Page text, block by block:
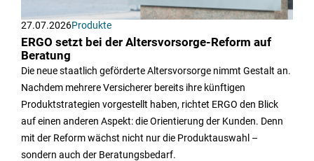
27.07.2026Produkte
ERGO setzt bei der Altersvorsorge-Reform auf
Beratung
Die neue staatlich geförderte Altersvorsorge nimmt Gestalt an.
Nachdem mehrere Versicherer bereits ihre künftigen
Produktstrategien vorgestellt haben, richtet ERGO den Blick
auf einen anderen Aspekt: die Orientierung der Kunden. Denn
mit der Reform wächst nicht nur die Produktauswahl –
sondern auch der Beratungsbedarf.